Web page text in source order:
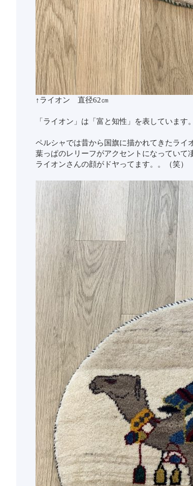
↑ライオン 直径62㎝
「ライオン」は「富と知性」を表しています。
ペルシャでは昔から国旗に描かれてきたライ
葉っぱのレリーフがアクセントになっていて
ライオンさんの顔がドヤってます。。（笑）